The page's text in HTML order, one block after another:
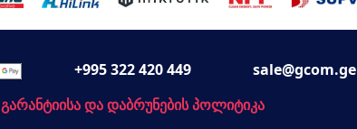
+995 322 420 449 sale@gcom.ge
გარანტიისა და დაბრუნების პოლიტიკა